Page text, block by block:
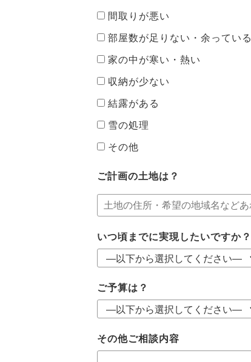
間取りが悪い
部屋数が足りない・余っている
家の中が寒い・熱い
収納が少ない
結露がある
雪の処理
その他
ご計画の土地は？
いつ頃までに実現したいですか？
ご予算は？
その他ご相談内容